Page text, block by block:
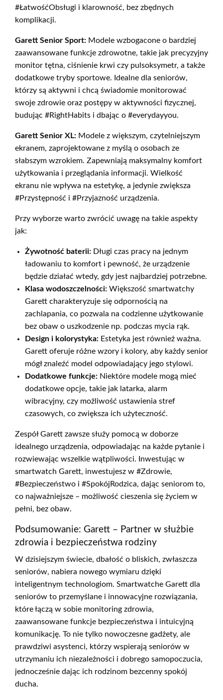
#ŁatwośćObsługi i klarowność, bez zbędnych
komplikacji.
Garett Senior Sport: Modele wzbogacone o bardziej
zaawansowane funkcje zdrowotne, takie jak precyzyjny
monitor tętna, ciśnienie krwi czy pulsoksymetr, a także
dodatkowe tryby sportowe. Idealne dla seniorów,
którzy są aktywni i chcą świadomie monitorować
swoje zdrowie oraz postępy w aktywności fizycznej,
budując #RightHabits i dbając o #everydayyou.
Garett Senior XL: Modele z większym, czytelniejszym
ekranem, zaprojektowane z myślą o osobach ze
słabszym wzrokiem. Zapewniają maksymalny komfort
użytkowania i przeglądania informacji. Wielkość
ekranu nie wpływa na estetykę, a jedynie zwiększa
#Przystępność i #Przyjazność urządzenia.
Przy wyborze warto zwrócić uwagę na takie aspekty
jak:
Żywotność baterii: Długi czas pracy na jednym
ładowaniu to komfort i pewność, że urządzenie
będzie działać wtedy, gdy jest najbardziej potrzebne.
Klasa wodoszczelności: Większość smartwatchy
Garett charakteryzuje się odpornością na
zachlapania, co pozwala na codzienne użytkowanie
bez obaw o uszkodzenie np. podczas mycia rąk.
Design i kolorystyka: Estetyka jest również ważna.
Garett oferuje różne wzory i kolory, aby każdy senior
mógł znaleźć model odpowiadający jego stylowi.
Dodatkowe funkcje: Niektóre modele mogą mieć
dodatkowe opcje, takie jak latarka, alarm
wibracyjny, czy możliwość ustawienia stref
czasowych, co zwiększa ich użyteczność.
Zespół Garett zawsze służy pomocą w doborze
idealnego urządzenia, odpowiadając na każde pytanie i
rozwiewając wszelkie wątpliwości. Inwestując w
smartwatch Garett, inwestujesz w #Zdrowie,
#Bezpieczeństwo i #SpokójRodzica, dając seniorom to,
co najważniejsze – możliwość cieszenia się życiem w
pełni, bez obaw.
Podsumowanie: Garett – Partner w służbie
zdrowia i bezpieczeństwa rodziny
W dzisiejszym świecie, dbałość o bliskich, zwłaszcza
seniorów, nabiera nowego wymiaru dzięki
inteligentnym technologiom. Smartwatche Garett dla
seniorów to przemyślane i innowacyjne rozwiązania,
które łączą w sobie monitoring zdrowia,
zaawansowane funkcje bezpieczeństwa i intuicyjną
komunikację. To nie tylko nowoczesne gadżety, ale
prawdziwi asystenci, którzy wspierają seniorów w
utrzymaniu ich niezależności i dobrego samopoczucia,
jednocześnie dając ich rodzinom bezcenny spokój
ducha.